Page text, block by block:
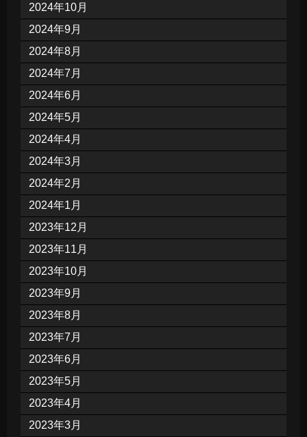
2024年10月
2024年9月
2024年8月
2024年7月
2024年6月
2024年5月
2024年4月
2024年3月
2024年2月
2024年1月
2023年12月
2023年11月
2023年10月
2023年9月
2023年8月
2023年7月
2023年6月
2023年5月
2023年4月
2023年3月